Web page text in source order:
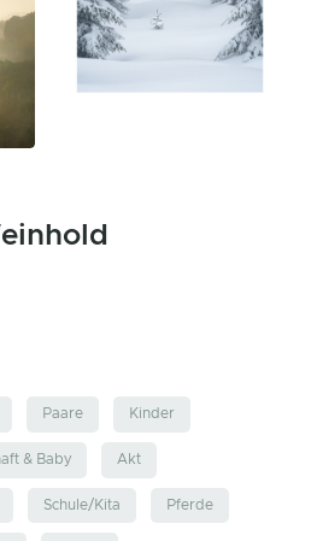
Paare Kinder
& Baby Akt
Schule/Kita Pferde